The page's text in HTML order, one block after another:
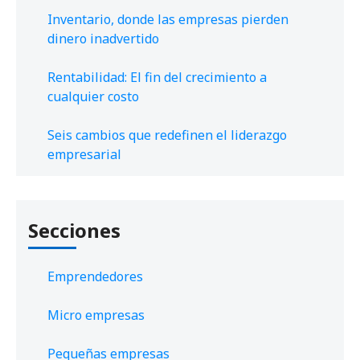
Inventario, donde las empresas pierden
dinero inadvertido
Rentabilidad: El fin del crecimiento a
cualquier costo
Seis cambios que redefinen el liderazgo
empresarial
Secciones
Emprendedores
Micro empresas
Pequeñas empresas